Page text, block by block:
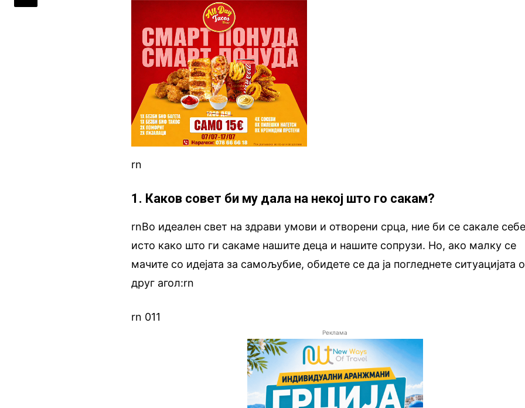
rn
1. Каков совет би му дала на некој што го сакам?
rnВо идеален свет на здрави умови и отворени срца, ние би се сакале
исто како што ги сакаме нашите деца и нашите сопрузи. Но, ако малку се
мачите со идејата за самољубие, обидете се да ја погледнете ситуацијата
друг агол:rn
rn 011
Реклама